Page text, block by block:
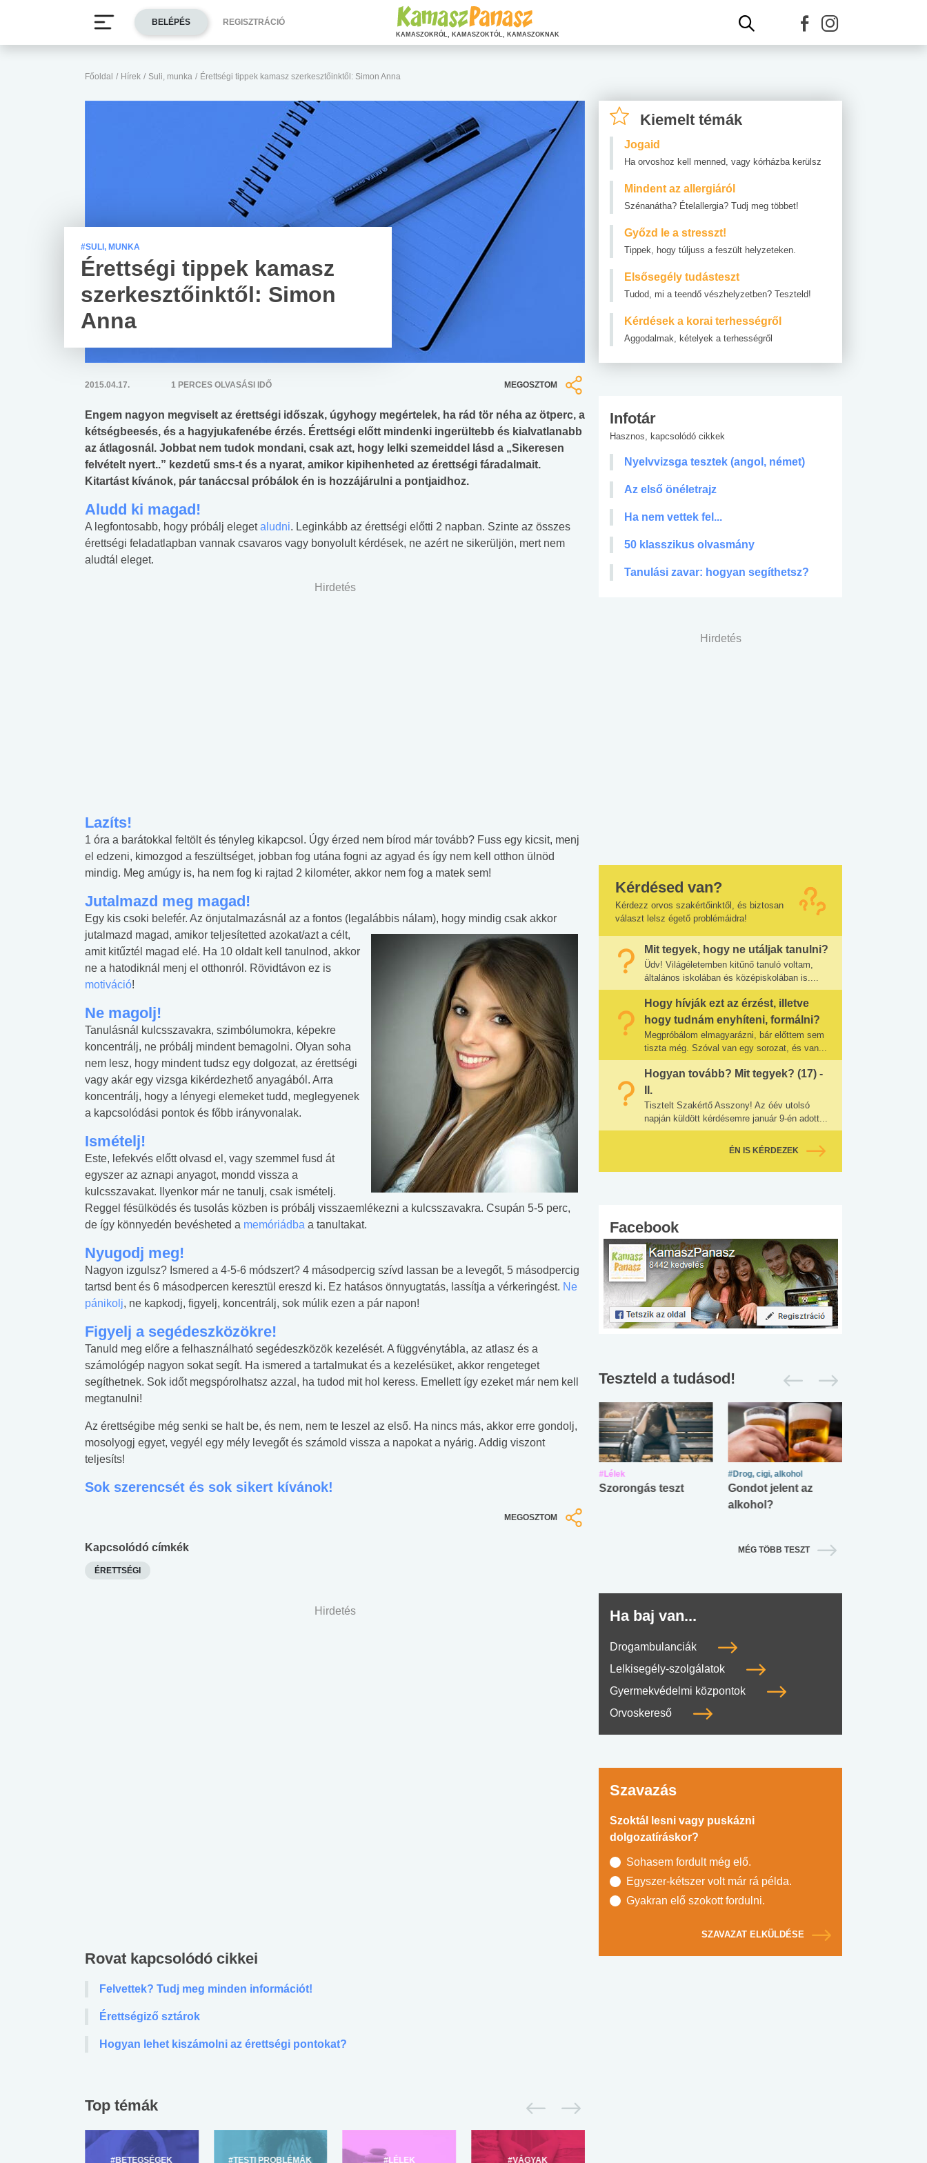
Főoldal / Hírek / Suli, munka / Érettségi tippek kamasz szerkesztőinktől: Simon Anna
#SULI, MUNKA
Érettségi tippek kamasz
szerkesztőinktől: Simon
Anna
2015.04.17. 1 PERCES OLVASÁSI IDŐ MEGOSZTOM
Engem nagyon megviselt az érettségi időszak, úgyhogy megértelek, ha rád tör néha az ötperc, a
kétségbeesés, és a hagyjukafenébe érzés. Érettségi előtt mindenki ingerültebb és kialvatlanabb
az átlagosnál. Jobbat nem tudok mondani, csak azt, hogy lelki szemeiddel lásd a „Sikeresen
felvételt nyert..” kezdetű sms-t és a nyarat, amikor kipihenheted az érettségi fáradalmait.
Kitartást kívánok, pár tanáccsal próbálok én is hozzájárulni a pontjaidhoz.
Aludd ki magad!
A legfontosabb, hogy próbálj elegetaludni. Leginkább az érettségi előtti 2 napban. Szinte az összes
érettségi feladatlapban vannak csavaros vagy bonyolult kérdések, ne azért ne sikerüljön, mert nem
aludtál eleget.
Hirdetés
Lazíts!
1 óra a barátokkal feltölt és tényleg kikapcsol. Úgy érzed nem bírod már tovább? Fuss egy kicsit, menj
el edzeni, kimozgod a feszültséget, jobban fog utána fogni az agyad és így nem kell otthon ülnöd
mindig. Meg amúgy is, ha nem fog ki rajtad 2 kilométer, akkor nem fog a matek sem!
Jutalmazd meg magad!
Egy kis csoki belefér. Az önjutalmazásnál az a fontos (legalábbis nálam), hogy mindig csak akkor
jutalmazd magad, amikor teljesítetted azokat/azt a célt,
amit kitűztél magad elé. Ha 10 oldalt kell tanulnod, akkor
ne a hatodiknál menj el otthonról. Rövidtávon ez is
motiváció!
Ne magolj!
Tanulásnál kulcsszavakra, szimbólumokra, képekre
koncentrálj, ne próbálj mindent bemagolni. Olyan soha
nem lesz, hogy mindent tudsz egy dolgozat, az érettségi
vagy akár egy vizsga kikérdezhető anyagából. Arra
koncentrálj, hogy a lényegi elemeket tudd, meglegyenek
a kapcsolódási pontok és főbb irányvonalak.
Ismételj!
Este, lefekvés előtt olvasd el, vagy szemmel fusd át
egyszer az aznapi anyagot, mondd vissza a
kulcsszavakat. Ilyenkor már ne tanulj, csak ismételj.
Reggel fésülködés és tusolás közben is próbálj visszaemlékezni a kulcsszavakra. Csupán 5-5 perc,
de így könnyedén bevésheted a memóriádba a tanultakat.
Nyugodj meg!
Nagyon izgulsz? Ismered a 4-5-6 módszert? 4 másodpercig szívd lassan be a levegőt, 5 másodpercig
tartsd bent és 6 másodpercen keresztül ereszd ki. Ez hatásos önnyugtatás, lassítja a vérkeringést. Ne
pánikolj, ne kapkodj, figyelj, koncentrálj, sok múlik ezen a pár napon!
Figyelj a segédeszközökre!
Tanuld meg előre a felhasználható segédeszközök kezelését. A függvénytábla, az atlasz és a
számológép nagyon sokat segít. Ha ismered a tartalmukat és a kezelésüket, akkor rengeteget
segíthetnek. Sok időt megspórolhatsz azzal, ha tudod mit hol keress. Emellett így ezeket már nem kell
megtanulni!
Az érettségibe még senki se halt be, és nem, nem te leszel az első. Ha nincs más, akkor erre gondolj,
mosolyogj egyet, vegyél egy mély levegőt és számold vissza a napokat a nyárig. Addig viszont
teljesíts!
Sok szerencsét és sok sikert kívánok!
MEGOSZTOM
Kapcsolódó címkék
ÉRETTSÉGI
Hirdetés
Rovat kapcsolódó cikkei
Felvettek? Tudj meg minden információt!
Érettségiző sztárok
Hogyan lehet kiszámolni az érettségi pontokat?
Top témák
#BETEGSÉGEK #TESTI PROBLÉMÁK #LÉLEK #VÁGYAK
Kiemelt témák
Jogaid
Ha orvoshoz kell menned, vagy kórházba kerülsz
Mindent az allergiáról
Szénanátha? Ételallergia? Tudj meg többet!
Győzd le a stresszt!
Tippek, hogy túljuss a feszült helyzeteken.
Elsősegély tudásteszt
Tudod, mi a teendő vészhelyzetben? Teszteld!
Kérdések a korai terhességről
Aggodalmak, kételyek a terhességről
Infotár
Hasznos, kapcsolódó cikkek
Nyelvvizsga tesztek (angol, német)
Az első önéletrajz
Ha nem vettek fel...
50 klasszikus olvasmány
Tanulási zavar: hogyan segíthetsz?
Hirdetés
Kérdésed van?
Kérdezz orvos szakértőinktől, és biztosan
választ lelsz égető problémáidra!
Mit tegyek, hogy ne utáljak tanulni?
Üdv! Világéletemben kitűnő tanuló voltam,
általános iskolában és középiskolában is....
Hogy hívják ezt az érzést, illetve
hogy tudnám enyhíteni, formálni?
Megpróbálom elmagyarázni, bár előttem sem
tiszta még. Szóval van egy sorozat, és van...
Hogyan tovább? Mit tegyek? (17) -
II.
Tisztelt Szakértő Asszony! Az óév utolsó
napján küldött kérdésemre január 9-én adott...
ÉN IS KÉRDEZEK
Facebook
Teszteld a tudásod!
Mekkora az ökológiai
Elsősegély
#Lélek
Szorongás teszt
#Drog, cigi, alkohol
Gondot jelent az
alkohol?
MÉG TÖBB TESZT
Ha baj van...
Drogambulanciák
Lelkisegély-szolgálatok
Gyermekvédelmi központok
Orvoskereső
Szavazás
Szoktál lesni vagy puskázni
dolgozatíráskor?
Sohasem fordult még elő.
Egyszer-kétszer volt már rá példa.
Gyakran elő szokott fordulni.
SZAVAZAT ELKÜLDÉSE
BELÉPÉS REGISZTRÁCIÓ
KAMASZOKRÓL, KAMASZOKTÓL, KAMASZOKNAK